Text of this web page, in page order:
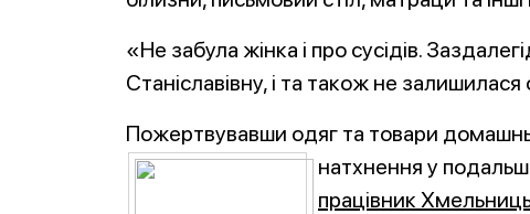
«Не забула жінка і про сусідів.
Станіславівну, і та також не
Пожертвувавши одяг та товари
натхнення у
працівник